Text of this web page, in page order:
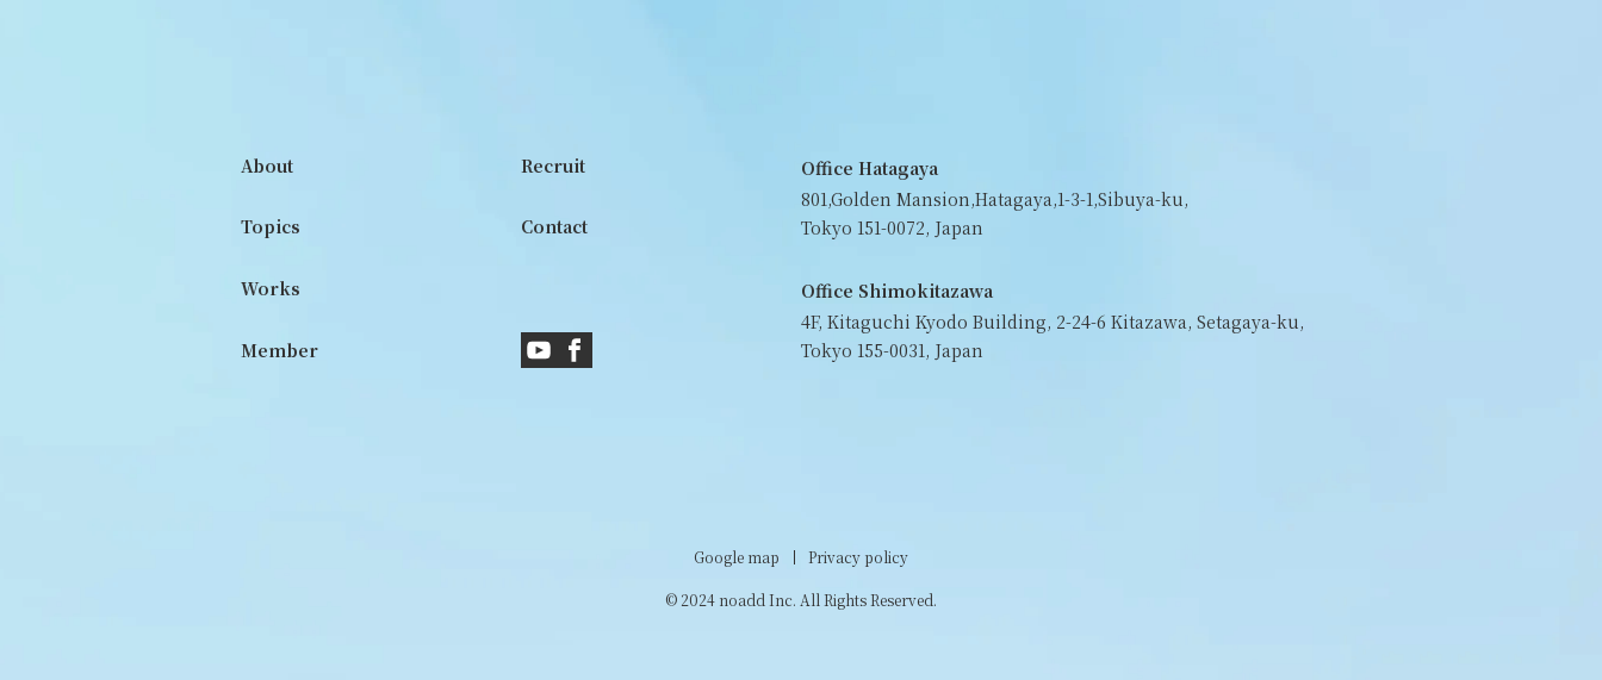
About
Topics
Works
Member
Recruit
Contact
Office Hatagaya
801,Golden Mansion,Hatagaya,1-3-1,Sibuya-ku,
Tokyo 151-0072, Japan
Office Shimokitazawa
4F, Kitaguchi Kyodo Building, 2-24-6 Kitazawa, Setagaya-ku,
Tokyo 155-0031, Japan
Google map Privacy policy
© 2024 noadd Inc. All Rights Reserved.